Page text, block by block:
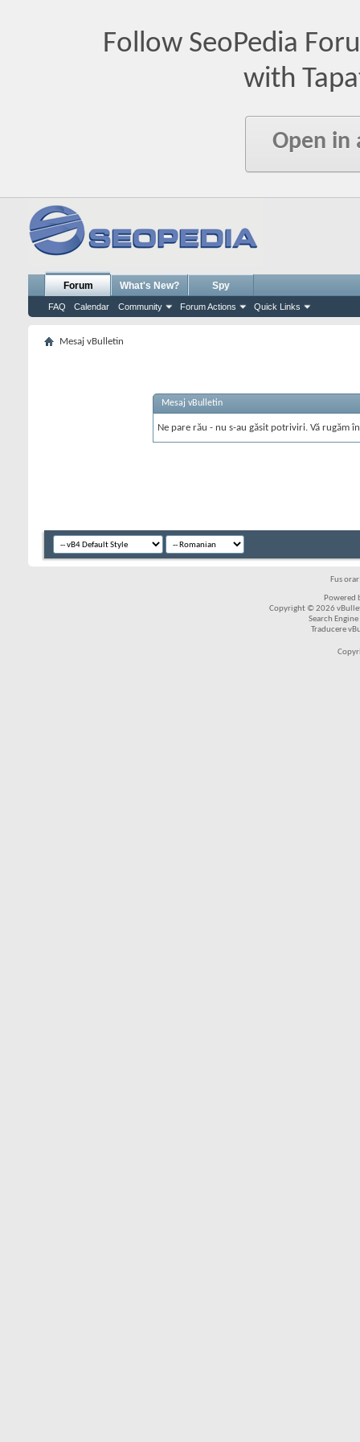
Follow SeoPedia
with
Open in
Forum
FAQ Calendar Community Forum Actions Quick Links
What's New? Spy
Mesaj vBulletin
Mesaj vBulletin
Ne pare rău - nu s-au găsit potriviri. Vă rugăm
Fus
Powered
Copyright © 2026
Search
Traducere